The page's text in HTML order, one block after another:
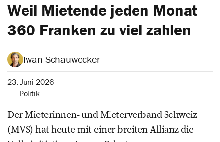
Weil Mietende jeden Monat
360 Franken zu viel zahlen
Iwan Schauwecker
23. Juni 2026
Politik
Der Mieterinnen- und Mieterverband Schweiz
(MVS) hat heute mit einer breiten Allianz die